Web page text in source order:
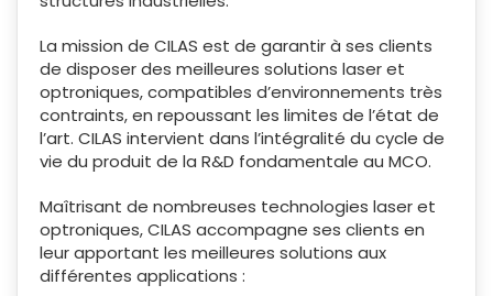
La mission de CILAS est de garantir à ses clients
de disposer des meilleures solutions laser et
optroniques, compatibles d’environnements très
contraints, en repoussant les limites de l’état de
l’art. CILAS intervient dans l’intégralité du cycle de
vie du produit de la R&D fondamentale au MCO.
Maîtrisant de nombreuses technologies laser et
optroniques, CILAS accompagne ses clients en
leur apportant les meilleures solutions aux
différentes applications :